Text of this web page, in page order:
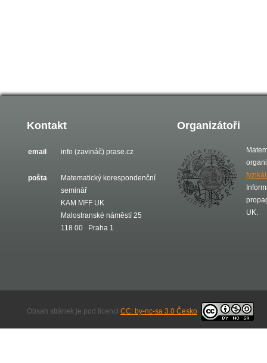
Kontakt
email info (zavináč) prase.cz
pošta
Matematický korespondenční
seminář
KAM MFF UK
Malostranské náměstí 25
118 00 Praha 1
Organizátoři
UK.
Obsah stránek je pod licencí CC: by-nc-sa 3.0 Česko